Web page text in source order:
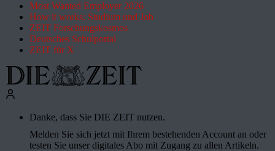
Most Wanted Employer 2026
How it works: Studium und Job
ZEIT Forschungskosmos
Deutsches Schulportal
ZEIT für X
Danke, dass Sie DIE ZEIT nutzen.
Melden Sie sich jetzt mit Ihrem bestehenden Account an oder
testen Sie unser digitales Abo mit Zugang zu allen Artikeln.